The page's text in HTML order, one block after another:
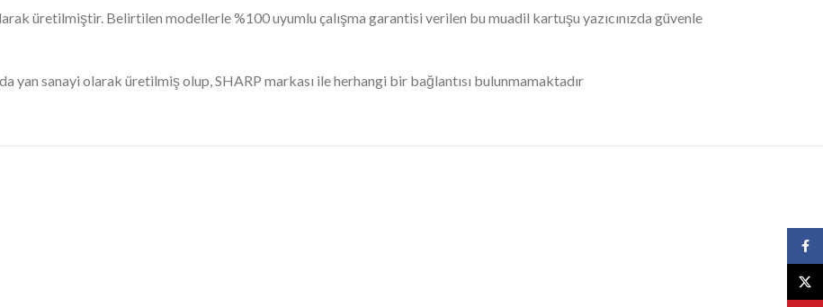
üretilmiştir. Belirtilen modellerle %100 uyumlu çalışma garantisi verilen bu muadil kartuşu yazıcınızda güvenle
yan sanayi olarak üretilmiş olup, SHARP markası ile herhangi bir bağlantısı bulunmamaktadır